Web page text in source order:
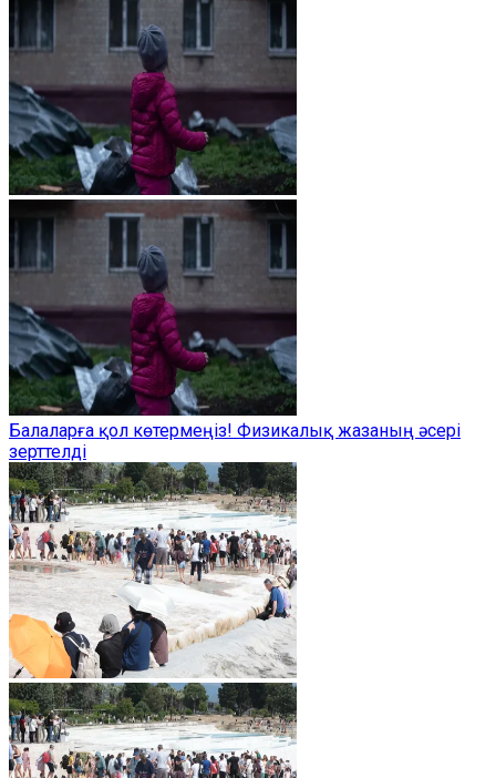
Балаларға қол көтермеңіз! Физикалық жазаның әсері
зерттелді